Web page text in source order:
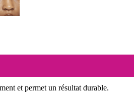
et permet un résultat durable.